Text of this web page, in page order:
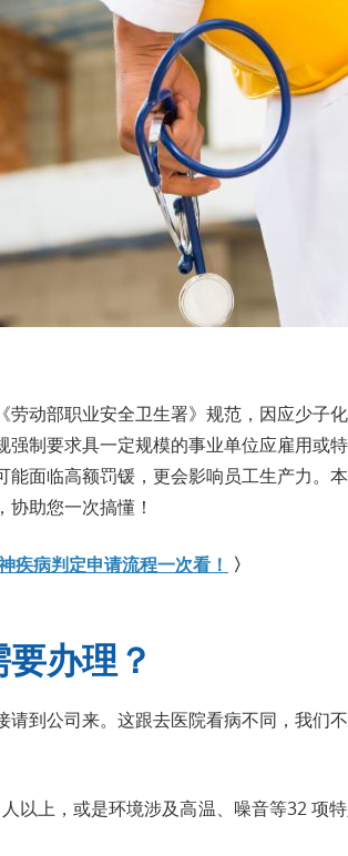
动部职业安全卫生署》规范，因应少子
制要求具一定规模的事业单位应雇用或
面临高额罚锾，更会影响员工生产力。
助您一次搞懂！
疾病判定申请流程一次看！ 〉
办理？
到公司来。这跟去医院看病不同，我们
以上，或是环境涉及高温、噪音等32 项